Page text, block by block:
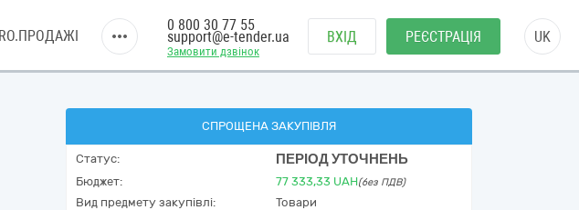
Замовити дзвінок
0 800 30 77 55
support@e-tender.ua ВХІД РЕЄСТРАЦІЯ UK
СПРОЩЕНА ЗАКУПІВЛЯ
Статус: ПЕРІОД УТОЧНЕНЬ
Бюджет: 77 333,33 UAH(без ПДВ)
Вид предмету закупівлі:
Товари